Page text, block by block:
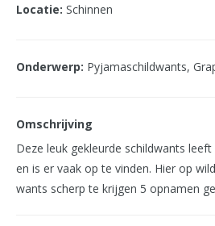
Locatie: Schinnen
Onderwerp: Pyjamaschildwants,
Omschrijving
Deze leuk gekleurde schildwants
en is er vaak op te vinden. Hier op
wants scherp te krijgen 5 opnamen